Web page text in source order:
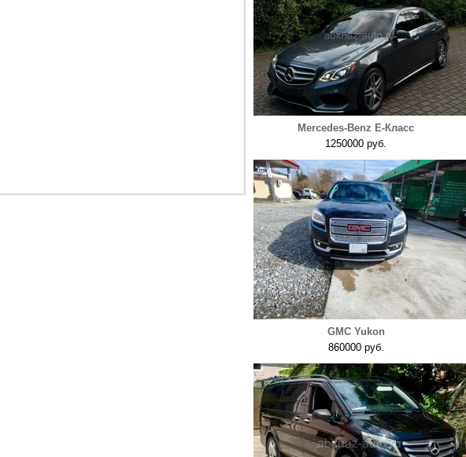
Mercedes-Benz E-Класс
1250000 руб.
GMC Yukon
860000 руб.